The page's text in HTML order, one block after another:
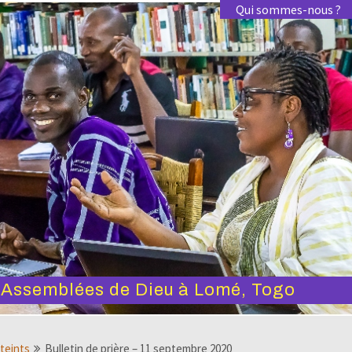
Qui sommes-nous ?
de Dieu à Lomé, Togo
Bulletin de prière – 11 septembre 2020